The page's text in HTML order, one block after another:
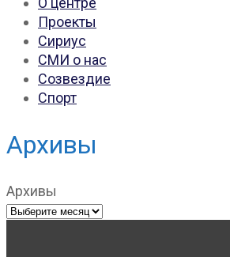
Проекты
Сириус
СМИ о нас
Созвездие
Спорт
Архивы
Архивы